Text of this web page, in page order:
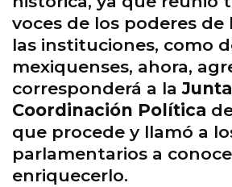
voces de los poderes
las instituciones, como
mexiquenses, ahora,
corresponderá a la
Coordinación Política
que procede y llamó a
parlamentarios a
enriquecerlo.